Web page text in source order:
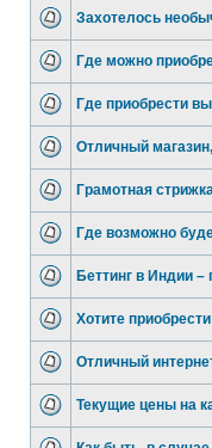
Захотелось
Где можно
Где приобрести
Отличный
Грамотная
Где возможно
Беттинг в Индии –
Хотите
Отличный
Текущие цены на